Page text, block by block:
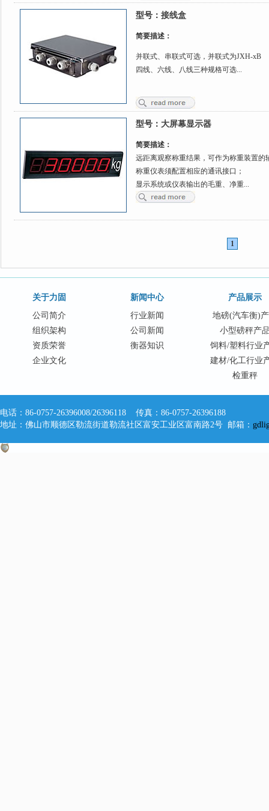
型号： 接线盒
简要描述：
并联式、串联式可选，并联式为JXH-xB
四线、六线、八线三种规格可选...
型号： 大屏幕显示器
简要描述：
远距离观察称重结果，可作为称重装置的
称重仪表须配置相应的通讯接口；
显示系统或仪表输出的毛重、净重...
1
关于力固
公司简介
组织架构
资质荣誉
企业文化
新闻中心
行业新闻
公司新闻
衡器知识
产品展示
地磅(汽车衡)
小型磅秤产
饲料/塑料行业
建材/化工行业
检重秤
电话：86-0757-26396008/26396118 传真：86-0757-26396188
地址：佛山市顺德区勒流街道勒流社区富安工业区富南路2号 邮箱：